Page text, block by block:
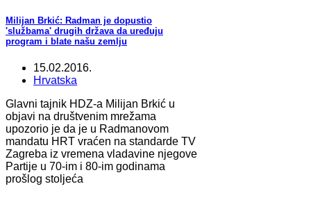
Milijan Brkić: Radman je dopustio
'službama' drugih država da uređuju
program i blate našu zemlju
15.02.2016.
Hrvatska
Glavni tajnik HDZ-a Milijan Brkić u
objavi na društvenim mrežama
upozorio je da je u Radmanovom
mandatu HRT vraćen na standarde TV
Zagreba iz vremena vladavine njegove
Partije u 70-im i 80-im godinama
prošlog stoljeća